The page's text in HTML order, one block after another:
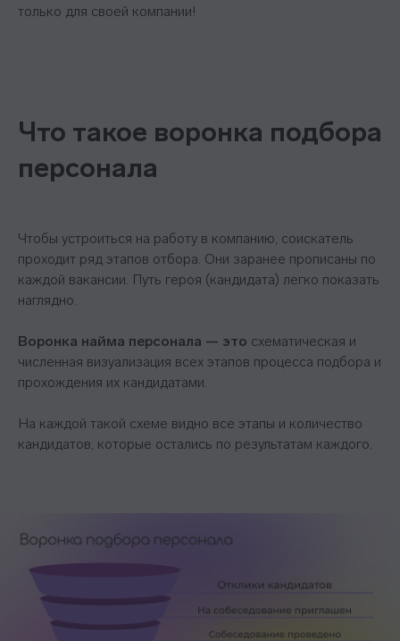
только для своей компании!
Что такое воронка подбора
персонала
Чтобы устроиться на работу в компанию, соискатель
проходит ряд этапов отбора. Они заранее прописаны по
каждой вакансии. Путь героя (кандидата) легко показать
наглядно.
Воронка найма персонала — это схематическая и
численная визуализация всех этапов процесса подбора и
прохождения их кандидатами.
На каждой такой схеме видно все этапы и количество
кандидатов, которые остались по результатам каждого.